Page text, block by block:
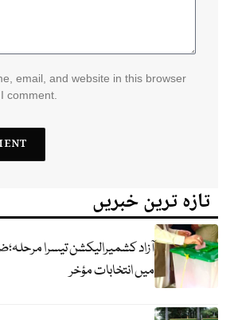
email, and website in this browser
comment.
تازہ ترین خبریں
آزاد کشمیرالیکشن تیسرا
میں انتخابات مؤخر